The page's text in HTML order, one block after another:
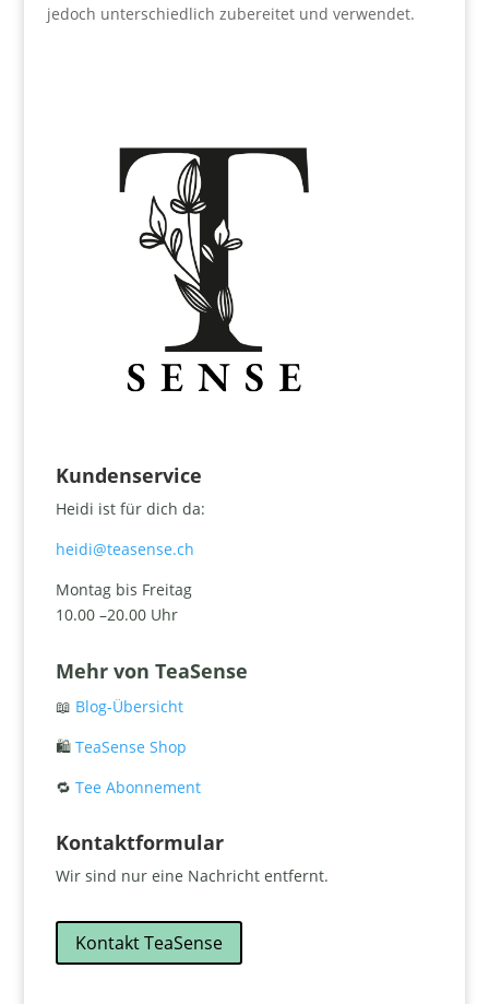
jedoch unterschiedlich zubereitet und verwendet.
Kundenservice
Heidi ist für dich da:
heidi@teasense.ch
Montag bis Freitag
10.00 –20.00 Uhr
Mehr von TeaSense
📖 Blog-Übersicht
🛍️TeaSense Shop
🔁Tee Abonnement
Kontaktformular
Wir sind nur eine Nachricht entfernt.
Kontakt TeaSense